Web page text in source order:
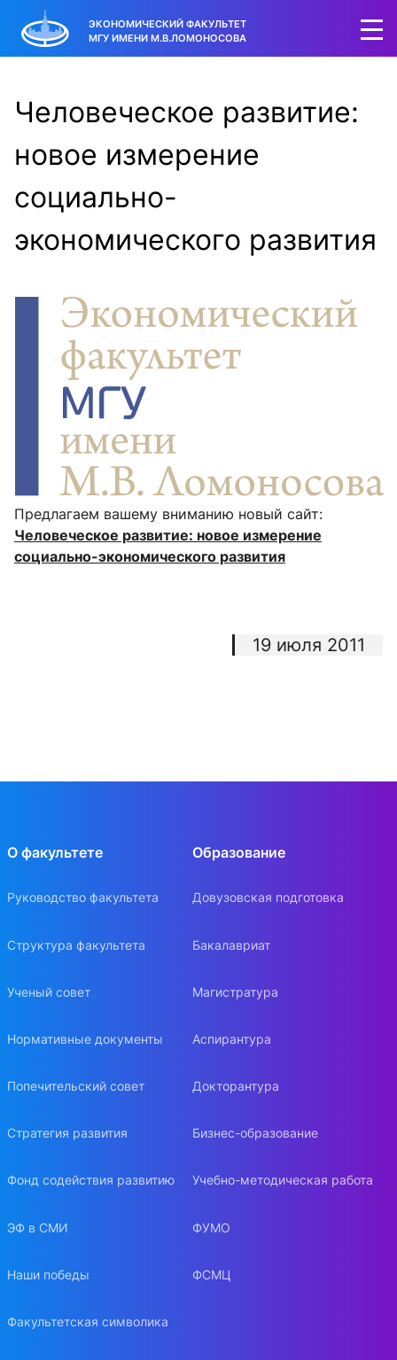
ЭКОНОМИЧЕСКИЙ ФАКУЛЬТЕТ
МГУ ИМЕНИ М.В.ЛОМОНОСОВА
Человеческое развитие:
новое измерение
социально-
экономического развития
Предлагаем вашему вниманию новый сайт:
Человеческое развитие: новое измерение
социально-экономического развития
19 июля 2011
О факультете
Руководство факультета
Структура факультета
Ученый совет
Нормативные документы
Попечительский совет
Стратегия развития
Фонд содействия развитию
ЭФ в СМИ
Наши победы
Факультетская символика
Образование
Довузовская подготовка
Бакалавриат
Магистратура
Аспирантура
Докторантура
Бизнес-образование
Учебно-методическая работа
ФУМО
ФСМЦ